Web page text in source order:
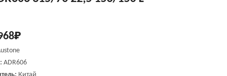
₽
ADR606